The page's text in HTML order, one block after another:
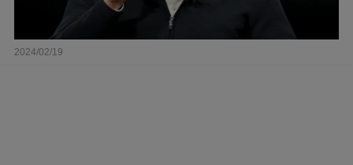
2024/02/19